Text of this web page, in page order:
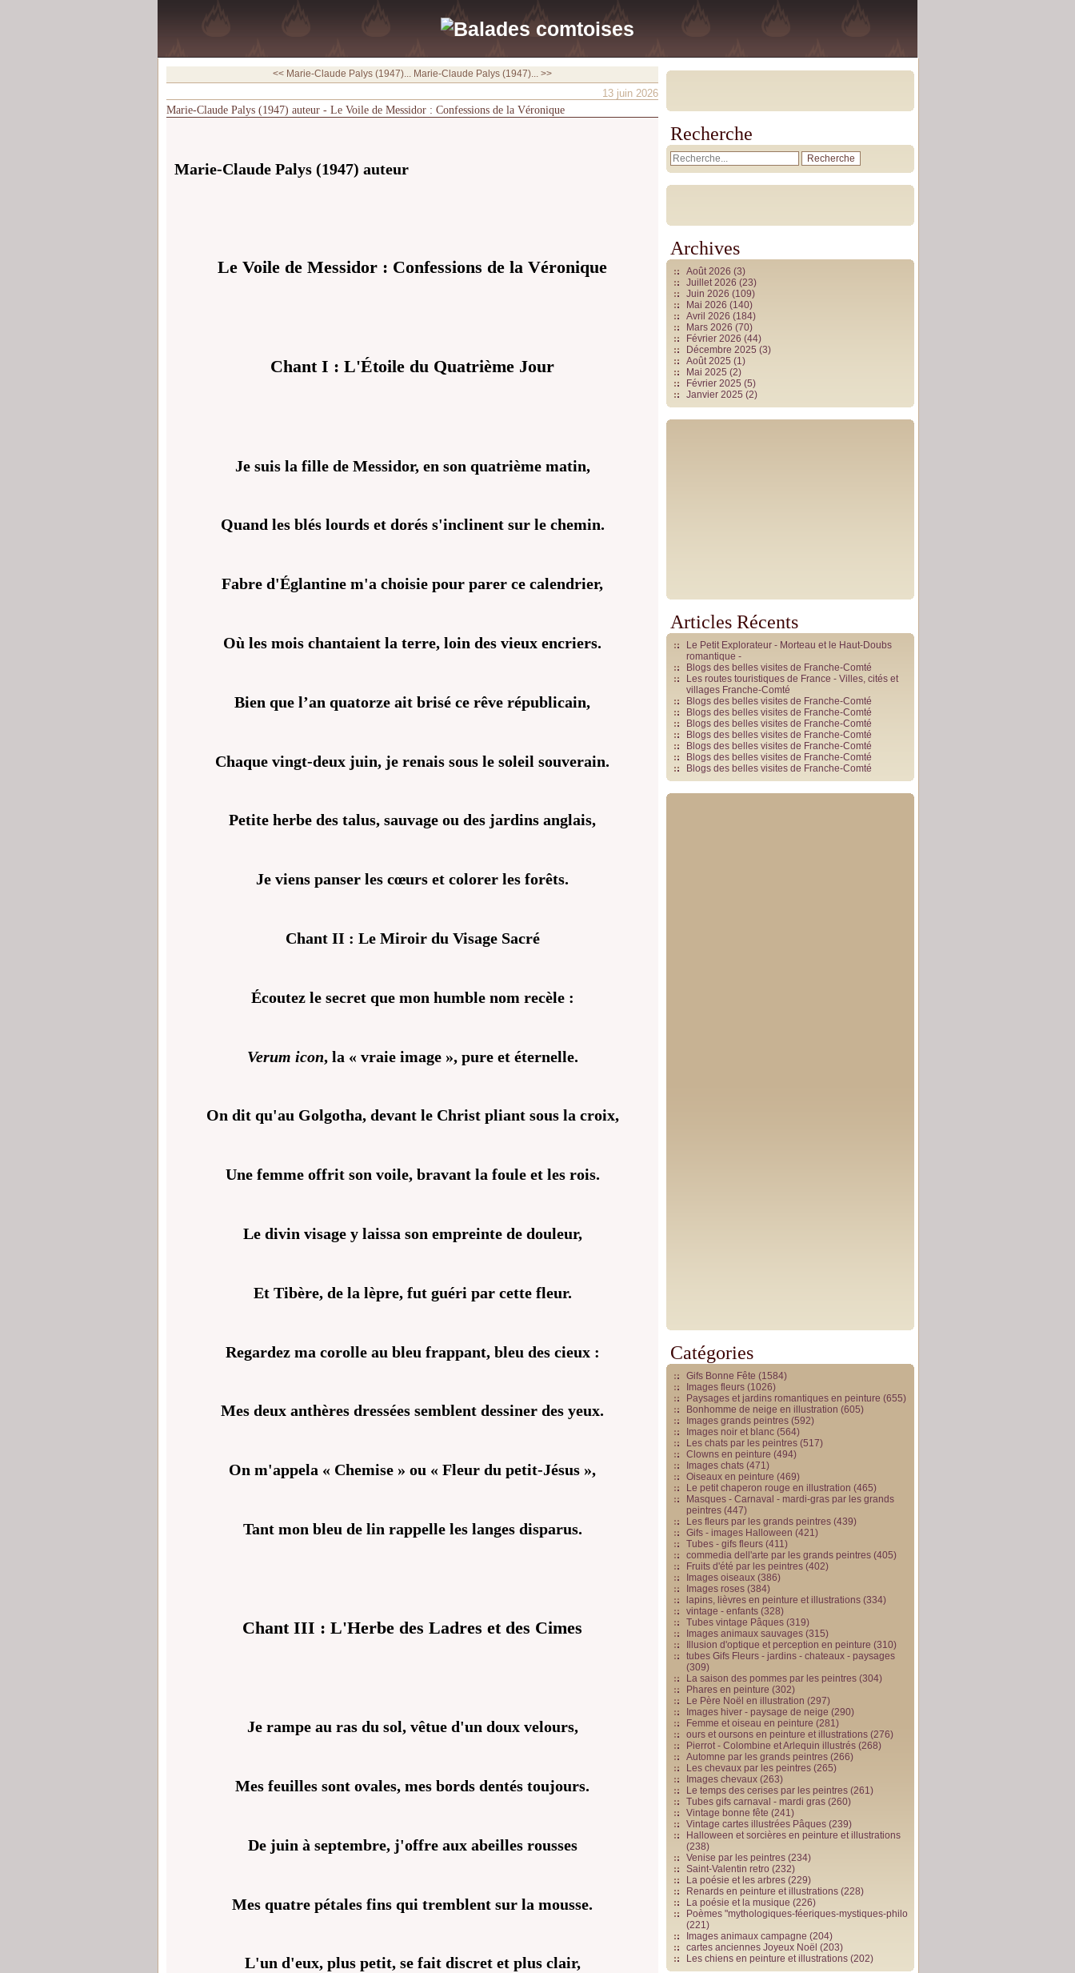
<< Marie-Claude Palys (1947)... Marie-Claude Palys (1947)... >>
13 juin 2026
Marie-Claude Palys (1947) auteur - Le Voile de Messidor : Confessions de la Véronique
Marie-Claude Palys (1947) auteur
Le Voile de Messidor : Confessions de la Véronique
Chant I : L'Étoile du Quatrième Jour
Je suis la fille de Messidor, en son quatrième matin,
Quand les blés lourds et dorés s'inclinent sur le chemin.
Fabre d'Églantine m'a choisie pour parer ce calendrier,
Où les mois chantaient la terre, loin des vieux encriers.
Bien que l’an quatorze ait brisé ce rêve républicain,
Chaque vingt-deux juin, je renais sous le soleil souverain.
Petite herbe des talus, sauvage ou des jardins anglais,
Je viens panser les cœurs et colorer les forêts.
Chant II : Le Miroir du Visage Sacré
Écoutez le secret que mon humble nom recèle :
Verum icon, la « vraie image », pure et éternelle.
On dit qu'au Golgotha, devant le Christ pliant sous la croix,
Une femme offrit son voile, bravant la foule et les rois.
Le divin visage y laissa son empreinte de douleur,
Et Tibère, de la lèpre, fut guéri par cette fleur.
Regardez ma corolle au bleu frappant, bleu des cieux :
Mes deux anthères dressées semblent dessiner des yeux.
On m'appela « Chemise » ou « Fleur du petit-Jésus »,
Tant mon bleu de lin rappelle les langes disparus.
Chant III : L'Herbe des Ladres et des Cimes
Je rampe au ras du sol, vêtue d'un doux velours,
Mes feuilles sont ovales, mes bords dentés toujours.
De juin à septembre, j'offre aux abeilles rousses
Mes quatre pétales fins qui tremblent sur la mousse.
L'un d'eux, plus petit, se fait discret et plus clair,
Recherche
Archives
Août 2026 (3)
Juillet 2026 (23)
Juin 2026 (109)
Mai 2026 (140)
Avril 2026 (184)
Mars 2026 (70)
Février 2026 (44)
Décembre 2025 (3)
Août 2025 (1)
Mai 2025 (2)
Février 2025 (5)
Janvier 2025 (2)
Articles Récents
Le Petit Explorateur - Morteau et le Haut-Doubs
romantique -
Blogs des belles visites de Franche-Comté
Les routes touristiques de France - Villes, cités et
villages Franche-Comté
Blogs des belles visites de Franche-Comté
Blogs des belles visites de Franche-Comté
Blogs des belles visites de Franche-Comté
Blogs des belles visites de Franche-Comté
Blogs des belles visites de Franche-Comté
Blogs des belles visites de Franche-Comté
Blogs des belles visites de Franche-Comté
Catégories
Gifs Bonne Fête (1584)
Images fleurs (1026)
Paysages et jardins romantiques en peinture (655)
Bonhomme de neige en illustration (605)
Images grands peintres (592)
Images noir et blanc (564)
Les chats par les peintres (517)
Clowns en peinture (494)
Images chats (471)
Oiseaux en peinture (469)
Le petit chaperon rouge en illustration (465)
Masques - Carnaval - mardi-gras par les grands
peintres (447)
Les fleurs par les grands peintres (439)
Gifs - images Halloween (421)
Tubes - gifs fleurs (411)
commedia dell'arte par les grands peintres (405)
Fruits d'été par les peintres (402)
Images oiseaux (386)
Images roses (384)
lapins, lièvres en peinture et illustrations (334)
vintage - enfants (328)
Tubes vintage Pâques (319)
Images animaux sauvages (315)
Illusion d'optique et perception en peinture (310)
tubes Gifs Fleurs - jardins - chateaux - paysages
(309)
La saison des pommes par les peintres (304)
Phares en peinture (302)
Le Père Noël en illustration (297)
Images hiver - paysage de neige (290)
Femme et oiseau en peinture (281)
ours et oursons en peinture et illustrations (276)
Pierrot - Colombine et Arlequin illustrés (268)
Automne par les grands peintres (266)
Les chevaux par les peintres (265)
Images chevaux (263)
Le temps des cerises par les peintres (261)
Tubes gifs carnaval - mardi gras (260)
Vintage bonne fête (241)
Vintage cartes illustrées Pâques (239)
Halloween et sorcières en peinture et illustrations
(238)
Venise par les peintres (234)
Saint-Valentin retro (232)
La poésie et les arbres (229)
Renards en peinture et illustrations (228)
La poésie et la musique (226)
Poèmes "mythologiques-féeriques-mystiques-philo
(221)
Images animaux campagne (204)
cartes anciennes Joyeux Noël (203)
Les chiens en peinture et illustrations (202)